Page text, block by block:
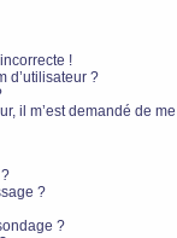
!
d’utilisateur ?
il m’est demandé de
?
?